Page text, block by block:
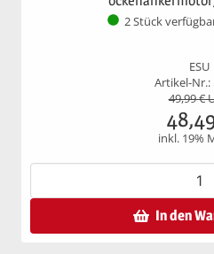
2 Stück
ESU
Artikel-Nr.:
49,99€
inkl. 19%
In den